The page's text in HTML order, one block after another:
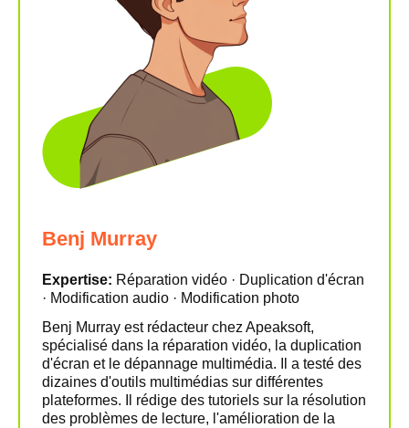
Benj Murray
Expertise: Réparation vidéo · Duplication d'écran
· Modification audio · Modification photo
Benj Murray est rédacteur chez Apeaksoft,
spécialisé dans la réparation vidéo, la duplication
d'écran et le dépannage multimédia. Il a testé des
dizaines d'outils multimédias sur différentes
plateformes. Il rédige des tutoriels sur la résolution
des problèmes de lecture, l'amélioration de la